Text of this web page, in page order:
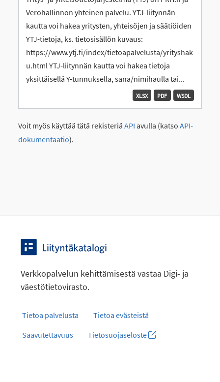
Verohallinnon yhteinen palvelu. YTJ-liitynnän
kautta voi hakea yritysten, yhteisöjen ja säätiöiden
YTJ-tietoja, ks. tietosisällön kuvaus:
https://www.ytj.fi/index/tietoapalvelusta/yrityshak
u.html YTJ-liitynnän kautta voi hakea tietoja
yksittäisellä Y-tunnuksella, sana/nimihaulla tai...
WSDL
PDF
XLSX
Voit myös käyttää tätä rekisteriä API avulla (katso API-
dokumentaatio).
Verkkopalvelun kehittämisestä vastaa Digi- ja
väestötietovirasto.
Tietoa palvelusta
Tietoa evästeistä
Saavutettavuus
Tietosuojaseloste